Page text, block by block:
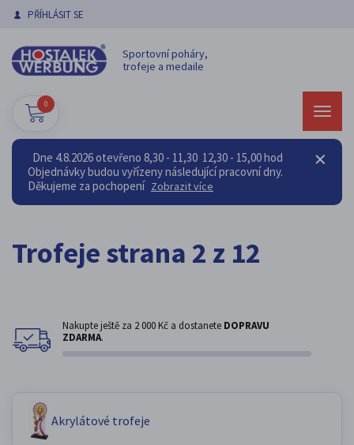
PŘÍHLÁSIT SE
Sportovní poháry,
trofeje a medaile
0
Dne 4.8.2026 otevřeno 8,30 - 11,30 12,30 - 15,00 hod
Objednávky budou vyřízeny následující pracovní dny.
Děkujeme za pochopení Zobrazit více
Trofeje strana 2 z 12
Nakupte ještě za 2 000 Kč a dostanete DOPRAVU
ZDARMA.
Akrylátové trofeje